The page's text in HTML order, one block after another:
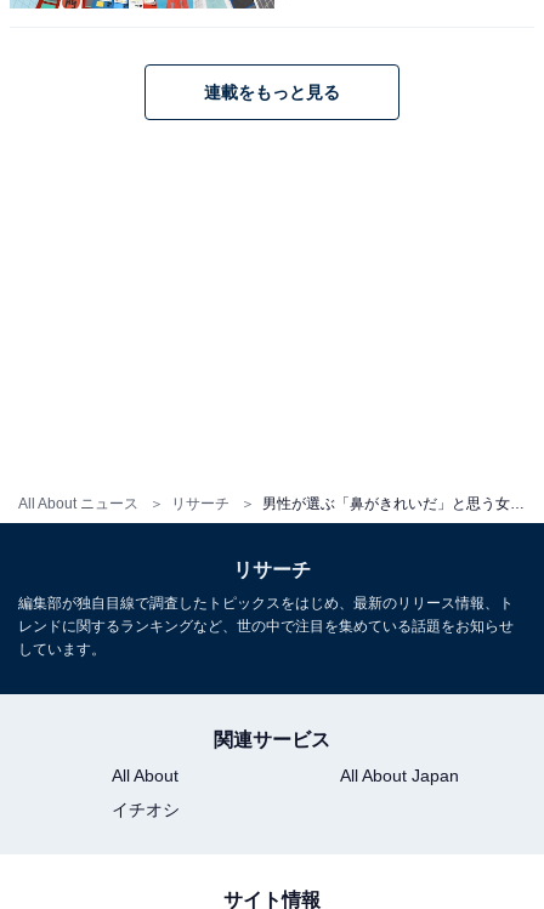
All About ニュース リサーチ 男性が選ぶ「鼻がきれいだ」と思う女性芸能人ランキング！ 2位「石原さとみ」を抑えた1位は？
連載をもっと見る
リサーチ
編集部が独自目線で調査したトピックスをはじめ、最新のリリース情報、ト
レンドに関するランキングなど、世の中で注目を集めている話題をお知らせ
しています。
関連サービス
All About
All About Japan
イチオシ
サイト情報